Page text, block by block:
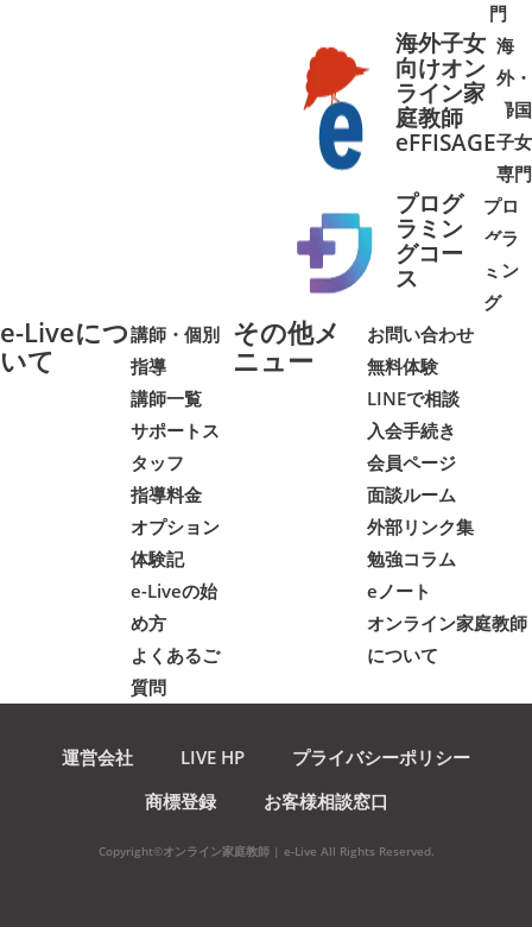
門
海外子女
向けオン
ライン家
庭教師
eFFISAGE
海
外・
帰国
子女
専門
➜➜
プログ
ラミン
グコー
ス
プロ
グラ
ミン
グ
➜➜
e-Liveにつ
いて
講師・個別
指導
講師一覧
サポートス
タッフ
指導料金
オプション
体験記
e-Liveの始
め方
よくあるご
質問
その他メ
ニュー
お問い合わせ
無料体験
LINEで相談
入会手続き
会員ページ
面談ルーム
外部リンク集
勉強コラム
eノート
オンライン家庭教師
について
運営会社 LIVE HP
プライバシーポリシー
商標登録
お客様相談窓口
Copyright©オンライン家庭教師 | e-Live All Rights Reserved.